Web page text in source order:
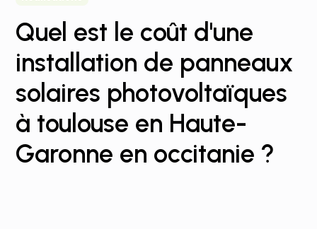
Quel est le coût d'une
installation de panneaux
solaires photovoltaïques
à toulouse en Haute-
Garonne en occitanie ?